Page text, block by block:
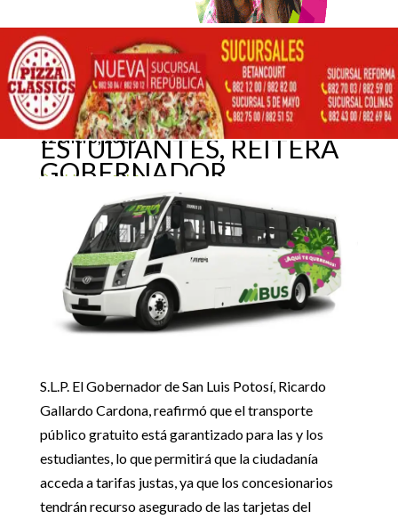
 Inicio 5 GobEdo 5
GARANTIZADO TRANSPORTE GRATUITO PARA LAS Y LOS
ESTUDIANTES, REITERA GOBERNADOR
GARANTIZADO
TRANSPORTE GRATUITO
PARA LAS Y LOS
ESTUDIANTES, REITERA
GOBERNADOR
GobEdo
12 enero, 2023
S.L.P. El Gobernador de San Luis Potosí, Ricardo
Gallardo Cardona, reafirmó que el transporte
público gratuito está garantizado para las y los
estudiantes, lo que permitirá que la ciudadanía
acceda a tarifas justas, ya que los concesionarios
tendrán recurso asegurado de las tarjetas del